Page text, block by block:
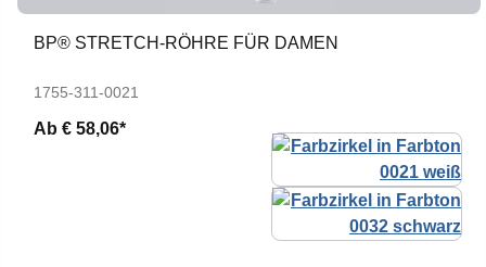
BP® STRETCH-RÖHRE FÜR DAMEN
1755-311-0021
Ab € 58,06*